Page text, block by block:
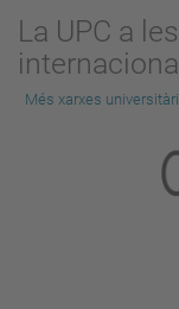
La UPC a
Més xarxes